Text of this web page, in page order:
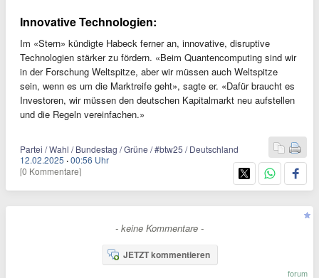
Innovative Technologien:
Im «Stern» kündigte Habeck ferner an, innovative, disruptive
Technologien stärker zu fördern. «Beim Quantencomputing sind wir
in der Forschung Weltspitze, aber wir müssen auch Weltspitze
sein, wenn es um die Marktreife geht», sagte er. «Dafür braucht es
Investoren, wir müssen den deutschen Kapitalmarkt neu aufstellen
und die Regeln vereinfachen.»
Partei / Wahl / Bundestag / Grüne / #btw25 / Deutschland
12.02.2025 ·00:56 Uhr
[0 Kommentare]
- keine Kommentare -
JETZT kommentieren
forum